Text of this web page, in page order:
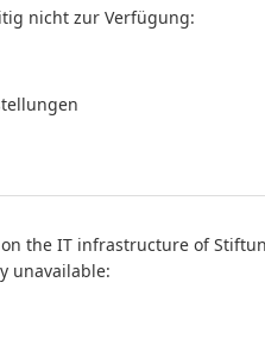
nicht zur Verfügung:
the IT infrastructure of
unavailable: